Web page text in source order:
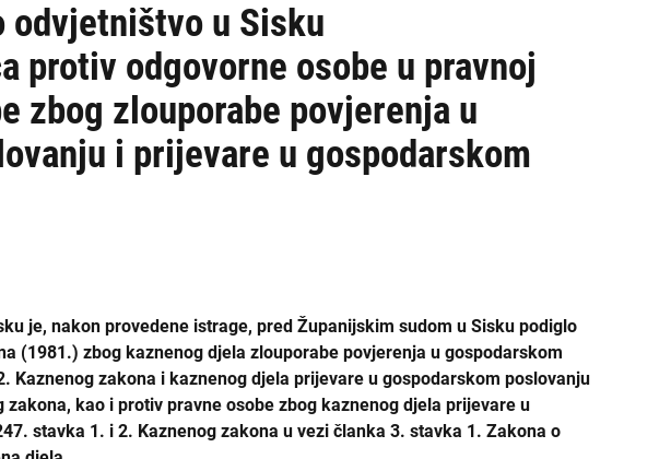
ŽDO Slavonski Brod
ŽDO Split
ŽDO Vukovar
ŽDO Zadar
odvjetništvo u Sisku
protiv odgovorne osobe u pravnoj
zbog zlouporabe povjerenja u
i prijevare u gospodarskom
je, nakon provedene istrage, pred Županijskim sudom u Sisku podiglo
(1981.) zbog kaznenog djela zlouporabe povjerenja u gospodarskom
Kaznenog zakona i kaznenog djela prijevare u gospodarskom poslovanju
kao i protiv pravne osobe zbog kaznenog djela prijevare u
stavka 1. i 2. Kaznenog zakona u vezi članka 3. stavka 1. Zakona o